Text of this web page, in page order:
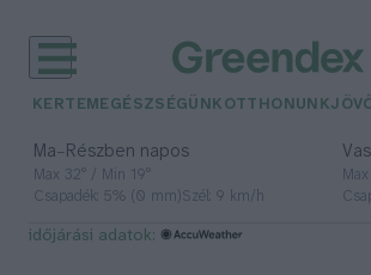
KERTEM EGÉSZSÉGÜNK OTTHONUNK
Ma– Részben napos
Max 32° / Min 19°
Csapadék: 5% (0 mm)Szél: 9 km/h
időjárási adatok: